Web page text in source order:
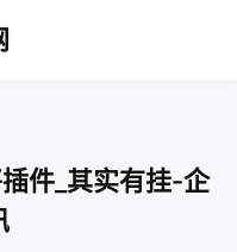
件_其实有挂-企